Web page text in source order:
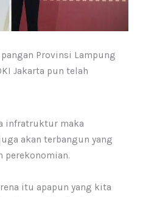
Provinsi Lampung
Jakarta pun telah
infratruktur maka
akan terbangun yang
perekonomian.
itu apapun yang kita